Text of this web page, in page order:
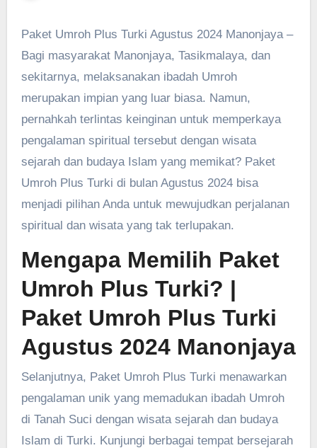
Paket Umroh Plus Turki Agustus 2024 Manonjaya –
Bagi masyarakat Manonjaya, Tasikmalaya, dan
sekitarnya, melaksanakan ibadah Umroh
merupakan impian yang luar biasa. Namun,
pernahkah terlintas keinginan untuk memperkaya
pengalaman spiritual tersebut dengan wisata
sejarah dan budaya Islam yang memikat? Paket
Umroh Plus Turki di bulan Agustus 2024 bisa
menjadi pilihan Anda untuk mewujudkan perjalanan
spiritual dan wisata yang tak terlupakan.
Mengapa Memilih Paket
Umroh Plus Turki? |
Paket Umroh Plus Turki
Agustus 2024 Manonjaya
Selanjutnya, Paket Umroh Plus Turki menawarkan
pengalaman unik yang memadukan ibadah Umroh
di Tanah Suci dengan wisata sejarah dan budaya
Islam di Turki. Kunjungi berbagai tempat bersejarah